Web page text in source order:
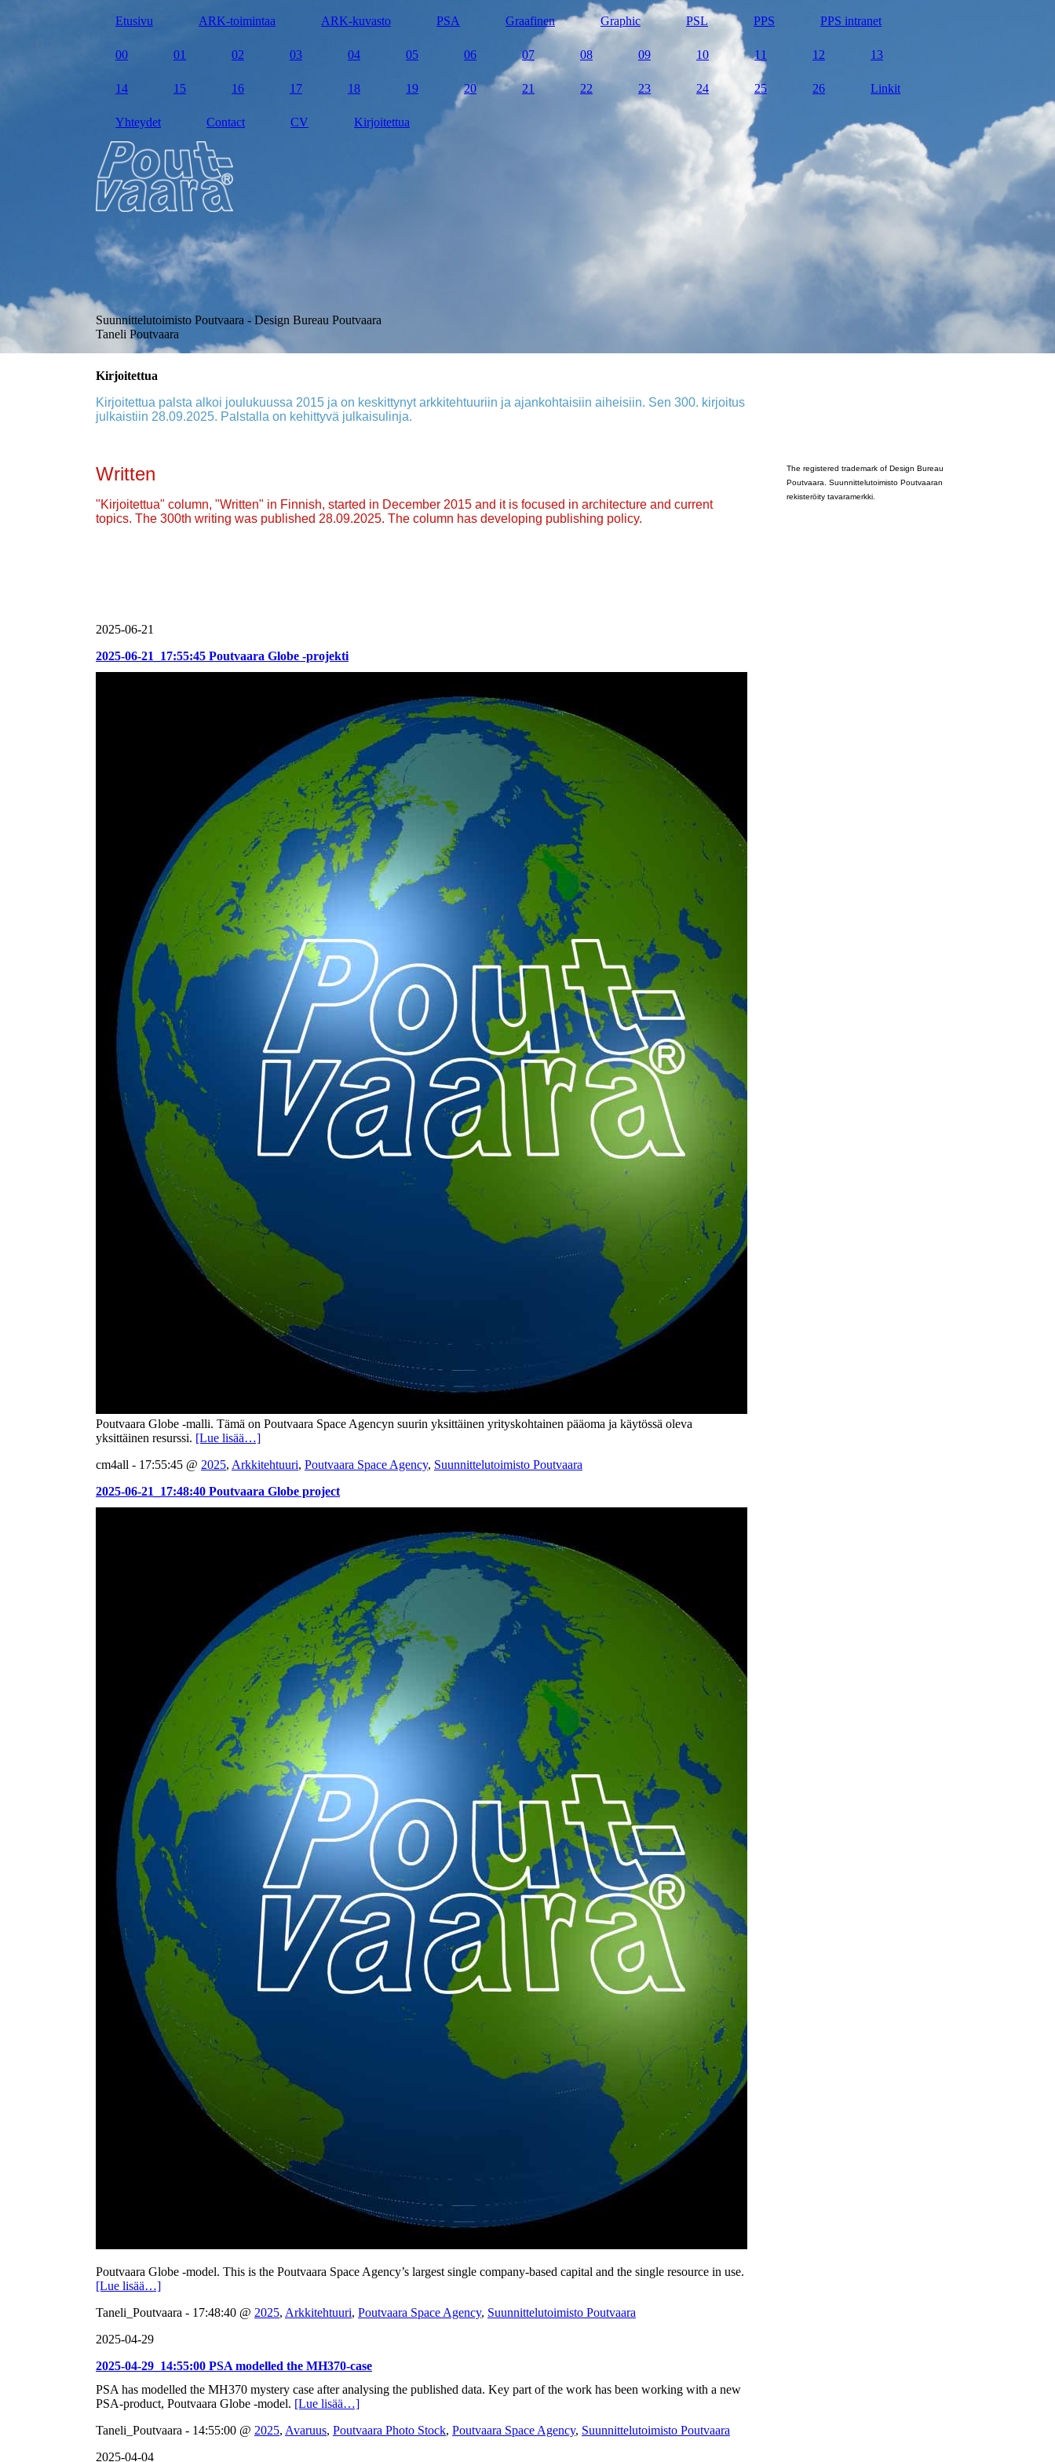
Etusivu ARK-toimintaa ARK-kuvasto PSA Graafinen Graphic PSL PPS PPS intranet
00 01 02 03 04 05 06 07 08 09 10 11 12 13
14 15 16 17 18 19 20 21 22 23 24 25 26 Linkit
Yhteydet Contact CV Kirjoitettua
Suunnittelutoimisto Poutvaara - Design Bureau Poutvaara
Taneli Poutvaara
Kirjoitettua
Kirjoitettua palsta alkoi joulukuussa 2015 ja on keskittynyt arkkitehtuuriin ja ajankohtaisiin aiheisiin. Sen 300. kirjoitus
julkaistiin 28.09.2025. Palstalla on kehittyvä julkaisulinja.
Written
"Kirjoitettua" column, "Written" in Finnish, started in December 2015 and it is focused in architecture and current
topics. The 300th writing was published 28.09.2025. The column has developing publishing policy.
2025-06-21
2025-06-21_17:55:45 Poutvaara Globe -projekti
Poutvaara Globe -malli. Tämä on Poutvaara Space Agencyn suurin yksittäinen yrityskohtainen pääoma ja käytössä oleva
yksittäinen resurssi. [Lue lisää…]
cm4all - 17:55:45 @ 2025, Arkkitehtuuri, Poutvaara Space Agency, Suunnittelutoimisto Poutvaara
2025-06-21_17:48:40 Poutvaara Globe project
Poutvaara Globe -model. This is the Poutvaara Space Agency’s largest single company-based capital and the single resource in use.
[Lue lisää…]
Taneli_Poutvaara - 17:48:40 @ 2025, Arkkitehtuuri, Poutvaara Space Agency, Suunnittelutoimisto Poutvaara
2025-04-29
2025-04-29_14:55:00 PSA modelled the MH370-case
PSA has modelled the MH370 mystery case after analysing the published data. Key part of the work has been working with a new
PSA-product, Poutvaara Globe -model. [Lue lisää…]
Taneli_Poutvaara - 14:55:00 @ 2025, Avaruus, Poutvaara Photo Stock, Poutvaara Space Agency, Suunnittelutoimisto Poutvaara
2025-04-04
The registered trademark of Design Bureau
Poutvaara. Suunnittelutoimisto Poutvaaran
rekisteröity tavaramerkki.